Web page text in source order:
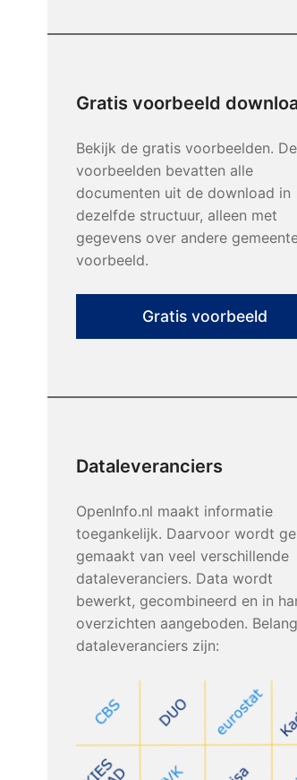
Gratis voorbeeld
Bekijk de gratis voorbeelden. De
voorbeelden bevatten alle
documenten uit de download in
dezelfde structuur, alleen met
gegevens over andere
voorbeeld.
Gratis voorbeeld
Dataleveranciers
OpenInfo.nl maakt informatie
toegankelijk. Daarvoor wordt
gemaakt van veel verschillende
dataleveranciers. Data wordt
bewerkt, gecombineerd en in
overzichten aangeboden.
dataleveranciers zijn: